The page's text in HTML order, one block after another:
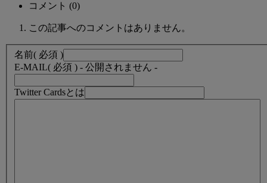
コメント (0)
この記事へのコメントはありません。
名前( 必須 )
E-MAIL( 必須 ) - 公開されません -
Twitter Cardsとは